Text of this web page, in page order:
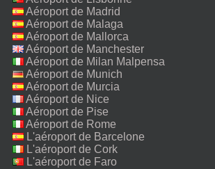
Aéroport de Madrid
Aéroport de Malaga
Aéroport de Mallorca
Aéroport de Manchester
Aéroport de Milan Malpensa
Aéroport de Munich
Aéroport de Murcia
Aéroport de Nice
Aéroport de Pise
Aéroport de Rome
Fiumicino
L'aéroport de Barcelone
L'aéroport de Cork
L'aéroport de Faro